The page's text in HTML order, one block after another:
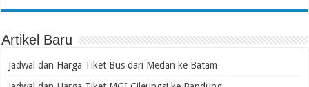
Artikel Baru
Jadwal dan Harga Tiket Bus dari Medan ke Batam